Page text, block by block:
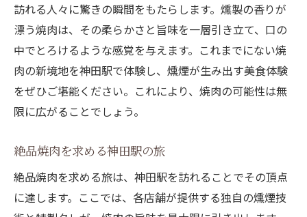
訪れる人々に驚きの瞬間をもたらします。燻製の香りが
漂う焼肉は、その柔らかさと旨味を一層引き立て、口の
中でとろけるような感覚を与えます。これまでにない焼
肉の新境地を神田駅で体験し、燻煙が生み出す美食体験
をぜひご堪能ください。これにより、焼肉の可能性は無
限に広がることでしょう。
絶品焼肉を求める神田駅の旅
絶品焼肉を求める旅は、神田駅を訪れることでその頂点
に達します。ここでは、各店舗が提供する独自の燻煙技